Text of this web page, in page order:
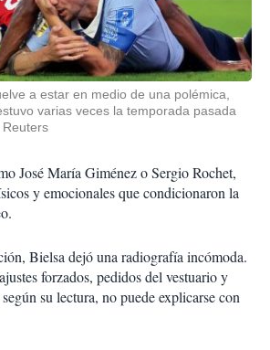
a estar en medio de una polémica,
varias veces la temporada pasada
Reuters
José María GiménezoSergio Rochet,
y emocionales que condicionaron la
Bielsa dejó una radiografía incómoda.
forzados, pedidos del vestuario y
su lectura, no puede explicarse con